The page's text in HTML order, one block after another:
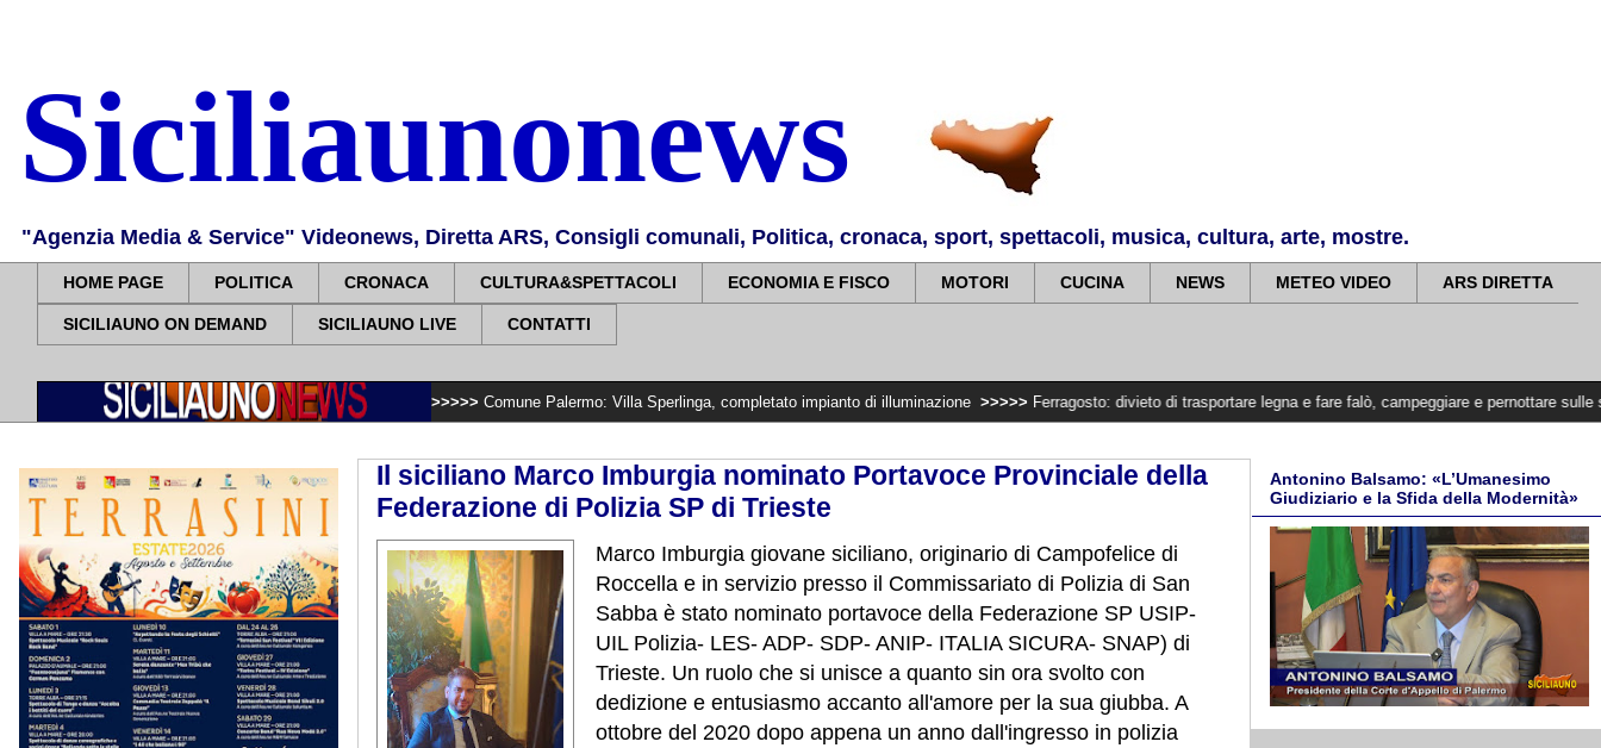
Siciliaunonews
"Agenzia Media & Service" Videonews, Diretta ARS, Consigli comunali, Politica, cronaca, sport, spettacoli, musica, cultura, arte, mostre.
HOME PAGE POLITICA CRONACA CULTURA&SPETTACOLI ECONOMIA E FISCO MOTORI CUCINA NEWS METEO VIDEO ARS DIRETTA
SICILIAUNO ON DEMAND SICILIAUNO LIVE CONTATTI
>>>>> Comune Palermo: Villa Sperlinga, completato impianto di illuminazione >>>>> Ferragosto: divieto di trasportare legna e fare falò, campeggiare e pernottare sulle spiagge
Il siciliano Marco Imburgia nominato Portavoce Provinciale della
Federazione di Polizia SP di Trieste
Marco Imburgia giovane siciliano, originario di Campofelice di
Roccella e in servizio presso il Commissariato di Polizia di San
Sabba è stato nominato portavoce della Federazione SP USIP-
UIL Polizia- LES- ADP- SDP- ANIP- ITALIA SICURA- SNAP) di
Trieste. Un ruolo che si unisce a quanto sin ora svolto con
dedizione e entusiasmo accanto all'amore per la sua giubba. A
ottobre del 2020 dopo appena un anno dall'ingresso in polizia
Antonino Balsamo: «L’Umanesimo
Giudiziario e la Sfida della Modernità»